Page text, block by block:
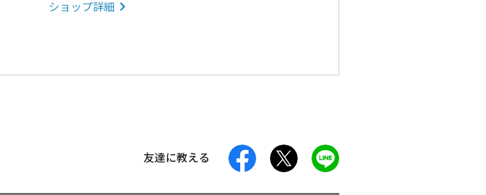
ショップ詳細
友達に教える facebook